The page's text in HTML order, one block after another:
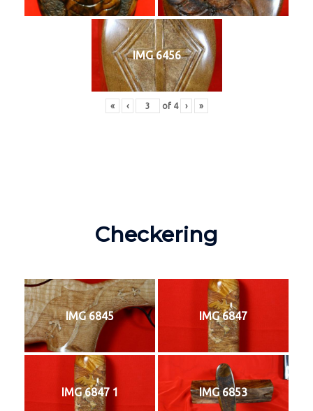
IMG 6456
« ‹ of 4 › »
Checkering
IMG 6845 IMG 6847
IMG 6847 1 IMG 6853